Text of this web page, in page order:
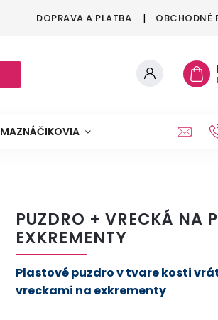
DOPRAVA A PLATBA OBCHODNÉ
MAZNÁČIKOVIA MAŠKRTENIE
PUZDRO + VRECKÁ NA
EXKREMENTY
Plastové puzdro v tvare kosti
vreckami na exkrementy